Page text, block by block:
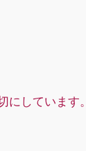
にしています。